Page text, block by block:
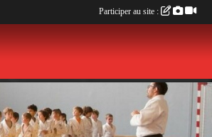
Participer au site :